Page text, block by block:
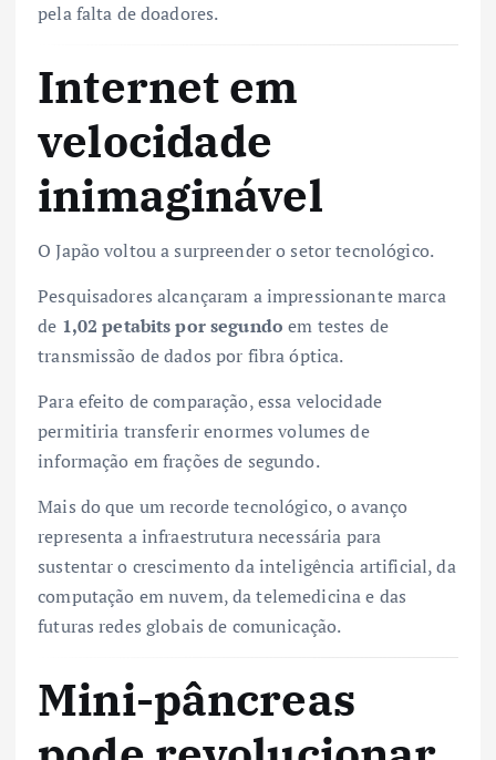
pela falta de doadores.
Internet em
velocidade
inimaginável
O Japão voltou a surpreender o setor tecnológico.
Pesquisadores alcançaram a impressionante marca
de 1,02 petabits por segundo em testes de
transmissão de dados por fibra óptica.
Para efeito de comparação, essa velocidade
permitiria transferir enormes volumes de
informação em frações de segundo.
Mais do que um recorde tecnológico, o avanço
representa a infraestrutura necessária para
sustentar o crescimento da inteligência artificial, da
computação em nuvem, da telemedicina e das
futuras redes globais de comunicação.
Mini-pâncreas